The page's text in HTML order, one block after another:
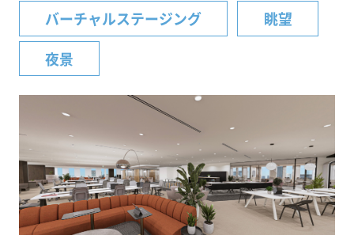
バーチャルステージング
眺望
夜景